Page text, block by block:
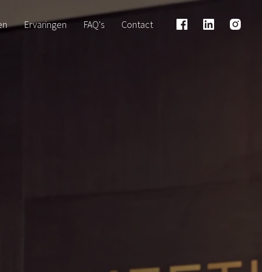
Ervaringen FAQ's Contact